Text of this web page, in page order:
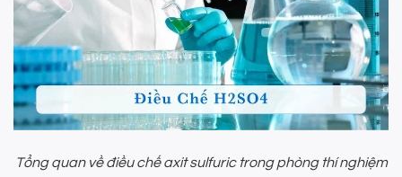
Tổng quan về điều chế axit sulfuric trong phòng thí nghiệm